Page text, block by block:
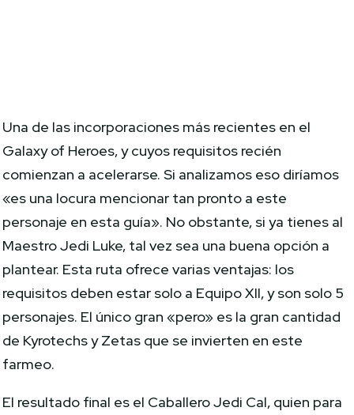
Una de las incorporaciones más recientes en el
Galaxy of Heroes, y cuyos requisitos recién
comienzan a acelerarse. Si analizamos eso diríamos
«es una locura mencionar tan pronto a este
personaje en esta guía». No obstante, si ya tienes al
Maestro Jedi Luke, tal vez sea una buena opción a
plantear. Esta ruta ofrece varias ventajas: los
requisitos deben estar solo a Equipo XII, y son solo 5
personajes. El único gran «pero» es la gran cantidad
de Kyrotechs y Zetas que se invierten en este
farmeo.
El resultado final es el Caballero Jedi Cal, quien para